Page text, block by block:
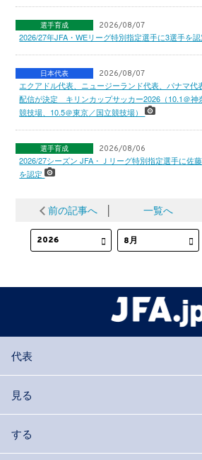
選手育成 2026/08/07
2026/27年JFA・WEリーグ特別指定選手に3選手を
日本代表 2026/08/07
エクアドル代表、ニュージーランド代表、パナマ代
配信が決定 キリンカップサッカー2026（10.1＠神
競技場、10.5＠東京／国立競技場）
選手育成 2026/08/06
2026/27シーズン JFA・Ｊリーグ特別指定選手に佐
を認定
前の記事へ 一覧へ
代表
見る
する